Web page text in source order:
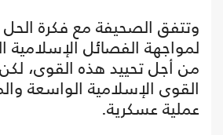
وتتفق الصحيفة مع فكرة
لمواجهة الفصائل الإسلامية
من أجل تحييد هذه القوى،
القوى الإسلامية الواسعة
عملية عسكرية.